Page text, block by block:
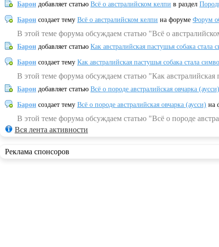
Барон добавляет статью Всё о австралийском келпи в раздел
Барон создает тему Всё о австралийском келпи на форуме Форум
В этой теме форума обсуждаем статью "Всё о
Барон добавляет статью Как австралийская пастушья собака
Барон создает тему Как австралийская пастушья собака стала
В этой теме форума обсуждаем статью "Как
Барон добавляет статью Всё о породе австралийская овчарка (аусси)
Барон создает тему Всё о породе австралийская овчарка (аусси) на
В этой теме форума обсуждаем статью "Всё о породе
Вся лента активности
Реклама спонсоров